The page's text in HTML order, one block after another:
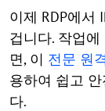
이제 RDP에서
겁니다. 작업
면, 이 전문 원
용하여 쉽고
다.